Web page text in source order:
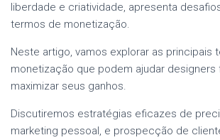
liberdade e criatividade, apresenta
termos de monetização.
Neste artigo, vamos explorar as principais
monetização que podem ajudar designers
maximizar seus ganhos.
Discutiremos estratégias eficazes de
marketing pessoal, e prospecção de